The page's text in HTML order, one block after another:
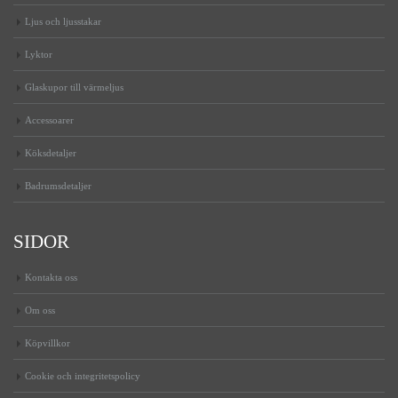
Ljus och ljusstakar
Lyktor
Glaskupor till värmeljus
Accessoarer
Köksdetaljer
Badrumsdetaljer
SIDOR
Kontakta oss
Om oss
Köpvillkor
Cookie och integritetspolicy